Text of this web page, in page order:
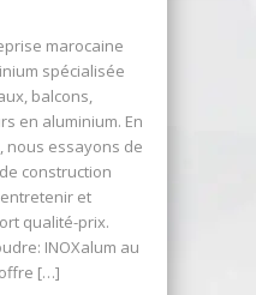
marocaine
spécialisée
balcons,
en aluminium. En
nous essayons de
construction
et
qualité-prix.
INOXalum au
[…]